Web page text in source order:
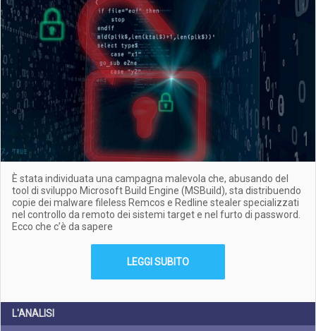
È stata individuata una campagna malevola che, abusando del
tool di sviluppo Microsoft Build Engine (MSBuild), sta distribuendo
copie dei malware fileless Remcos e Redline stealer specializzati
nel controllo da remoto dei sistemi target e nel furto di password.
Ecco che c’è da sapere
LEGGI SUBITO
L'ANALISI